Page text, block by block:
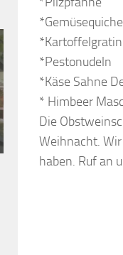
*Gemüsequiche
*Kartoffelgratin
*Pestonudeln
*Käse Sahne
* Himbeer
Die
Weihnacht.
haben. Ruf an